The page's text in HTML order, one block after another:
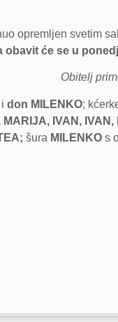
opremljen svetim
obavit će se u
Obitelj
i don MILENKO;
IVAN,
šura MILENKO s